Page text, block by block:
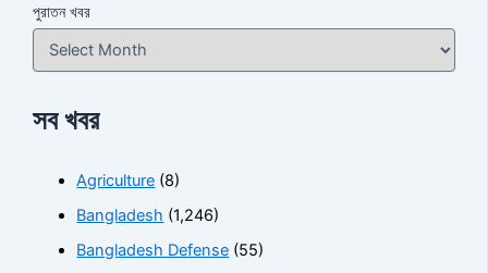
পুরাতন খবর
সব খবর
Agriculture (8)
Bangladesh (1,246)
Bangladesh Defense (55)